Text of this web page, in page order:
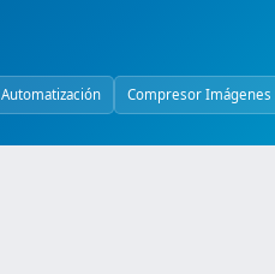
Automatización Compresor Imágenes